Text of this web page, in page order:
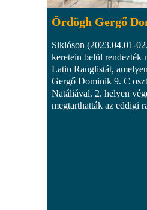
Ördögh Gergő
Siklóson (2023.04.01-
keretein belül rendezték
Latin Ranglistát,
Gergő Dominik 9. C
Natáliával. 2. helyen
megtarthatták az eddigi